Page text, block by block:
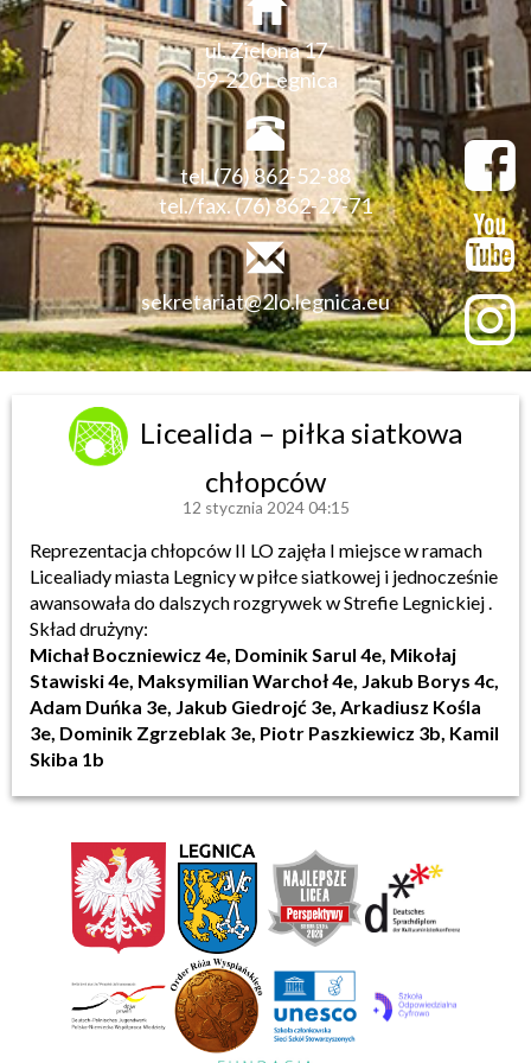
ul. Zielona 17
59-220 Legnica
tel. (76) 862-52-88
tel./fax. (76) 862-27-71
sekretariat@2lo.legnica.eu
Licealida – piłka siatkowa
chłopców
12 stycznia 2024 04:15
Reprezentacja chłopców II LO zajęła I miejsce w ramach
Licealiady miasta Legnicy w piłce siatkowej i jednocześnie
awansowała do dalszych rozgrywek w Strefie Legnickiej .
Skład drużyny:
Michał Boczniewicz 4e, Dominik Sarul 4e, Mikołaj
Stawiski 4e, Maksymilian Warchoł 4e, Jakub Borys 4c,
Adam Duńka 3e, Jakub Giedrojć 3e, Arkadiusz Kośla
3e, Dominik Zgrzeblak 3e, Piotr Paszkiewicz 3b, Kamil
Skiba 1b